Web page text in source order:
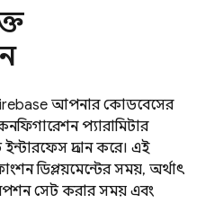
আপনার কোডবেসের
প্যারামিটার
প্রদান করে। এই
ডিপ্লয়মেন্টের সময়, অর্থাৎ
সেট করার সময় এবং